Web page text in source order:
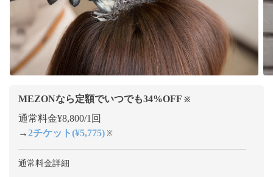
MEZONなら定額でいつでも34%OFF ※
通常料金¥8,800/1回
→2チケット(¥5,775) ※
通常料金詳細